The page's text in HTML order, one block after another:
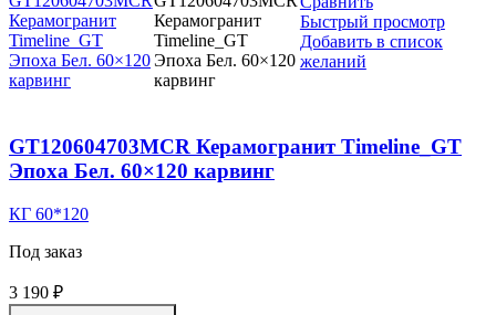
Быстрый просмотр
Добавить в список
желаний
GT120604703MCR Керамогранит Timeline_GT
Эпоха Бел. 60×120 карвинг
КГ 60*120
Под заказ
3 190 ₽